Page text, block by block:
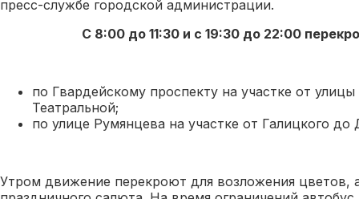
пресс-службе городской администрации.
С 8:00 до 11:30 и с 19:30 до 22:00
по Гвардейскому проспекту на участке от
Театральной;
по улице Румянцева на участке от Галицкого до
Утром движение перекроют для возложения цветов,